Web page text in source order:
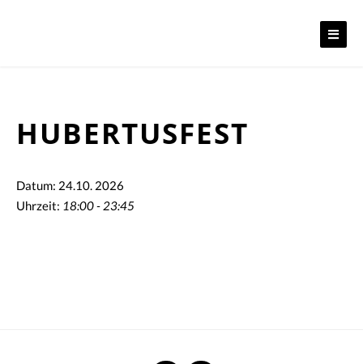
HUBERTUSFEST
Datum: 24.10. 2026
Uhrzeit: 18:00 - 23:45